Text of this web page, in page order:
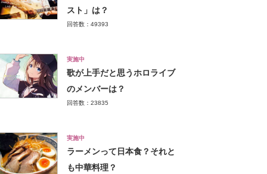
スト」は？
回答数：49393
実施中
歌が上手だと思うホロライブ
のメンバーは？
回答数：23835
実施中
ラーメンって日本食？それと
も中華料理？